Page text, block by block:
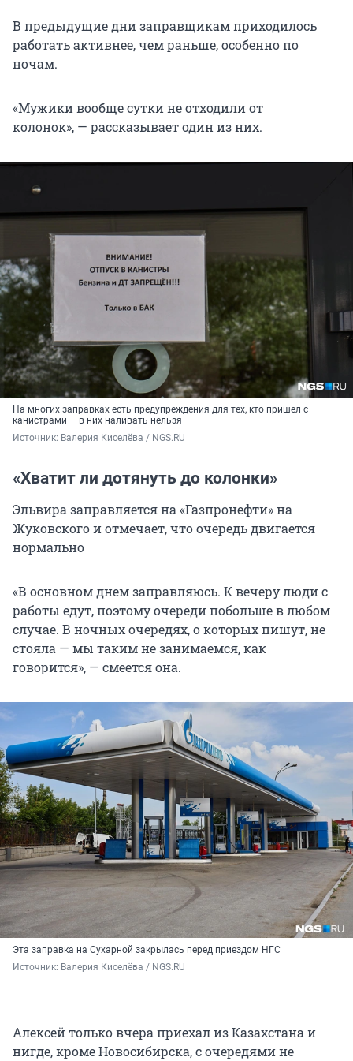
В предыдущие дни заправщикам приходилось
работать активнее, чем раньше, особенно по
ночам.
«Мужики вообще сутки не отходили от
колонок», — рассказывает один из них.
На многих заправках есть предупреждения для тех, кто пришел с
канистрами — в них наливать нельзя
Источник: Валерия Киселёва / NGS.RU
«Хватит ли дотянуть до колонки»
Эльвира заправляется на «Газпронефти» на
Жуковского и отмечает, что очередь двигается
нормально
«В основном днем заправляюсь. К вечеру люди с
работы едут, поэтому очереди побольше в любом
случае. В ночных очередях, о которых пишут, не
стояла — мы таким не занимаемся, как
говорится», — смеется она.
Эта заправка на Сухарной закрылась перед приездом НГС
Источник: Валерия Киселёва / NGS.RU
Алексей только вчера приехал из Казахстана и
нигде, кроме Новосибирска, с очередями не